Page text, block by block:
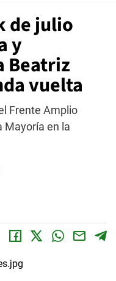
de julio
y
Beatriz
vuelta
Frente Amplio
Mayoría en la